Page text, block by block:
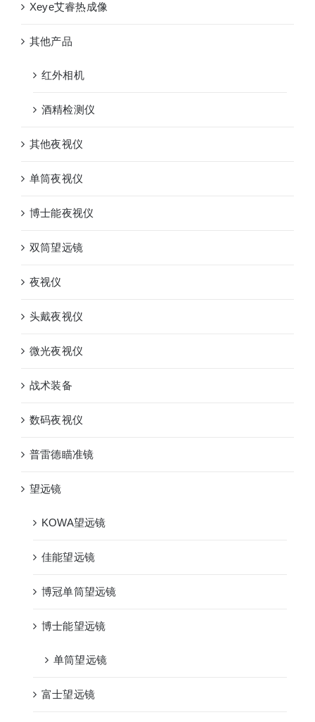
Xeye艾睿热成像
其他产品
红外相机
酒精检测仪
其他夜视仪
单筒夜视仪
博士能夜视仪
双筒望远镜
夜视仪
头戴夜视仪
微光夜视仪
战术装备
数码夜视仪
普雷德瞄准镜
望远镜
KOWA望远镜
佳能望远镜
博冠单筒望远镜
博士能望远镜
单筒望远镜
富士望远镜